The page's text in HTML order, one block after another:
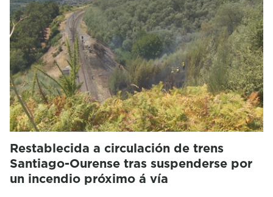
Restablecida a circulación de trens
Santiago-Ourense tras suspenderse por
un incendio próximo á vía